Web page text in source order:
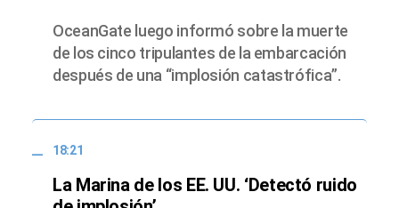
OceanGate luego informó sobre la muerte
de los cinco tripulantes de la embarcación
después de una “implosión catastrófica”.
18:21
La Marina de los EE. UU. ‘Detectó ruido